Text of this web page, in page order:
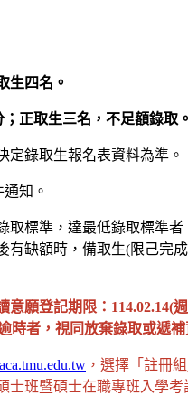
生四名。
正取生三名，不足額錄取
定錄取生報名表資料為準。
知。
取標準，達最低錄取標準
有缺額時，備取生(限己完
意願登記期限： 114.02.14(
時者，視同放棄錄取或遞
，選擇「註冊
士班暨碩士在職專班入學考